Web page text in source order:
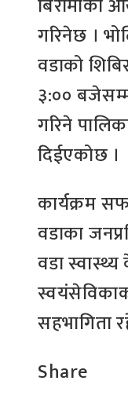
गरिनेछ ।
वडाको
३:००
गरिने
दिईएकोछ ।
कार्यक्रम
वडाका
वडा स्वास्थ्य
सहभागिता
Share